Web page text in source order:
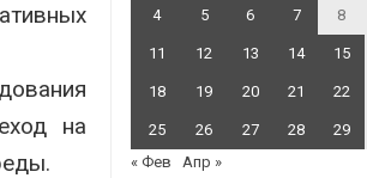
на
4 5 6 7 8
11 12 13 14 15
18 19 20 21 22
25 26 27 28 29
« Фев
Апр »